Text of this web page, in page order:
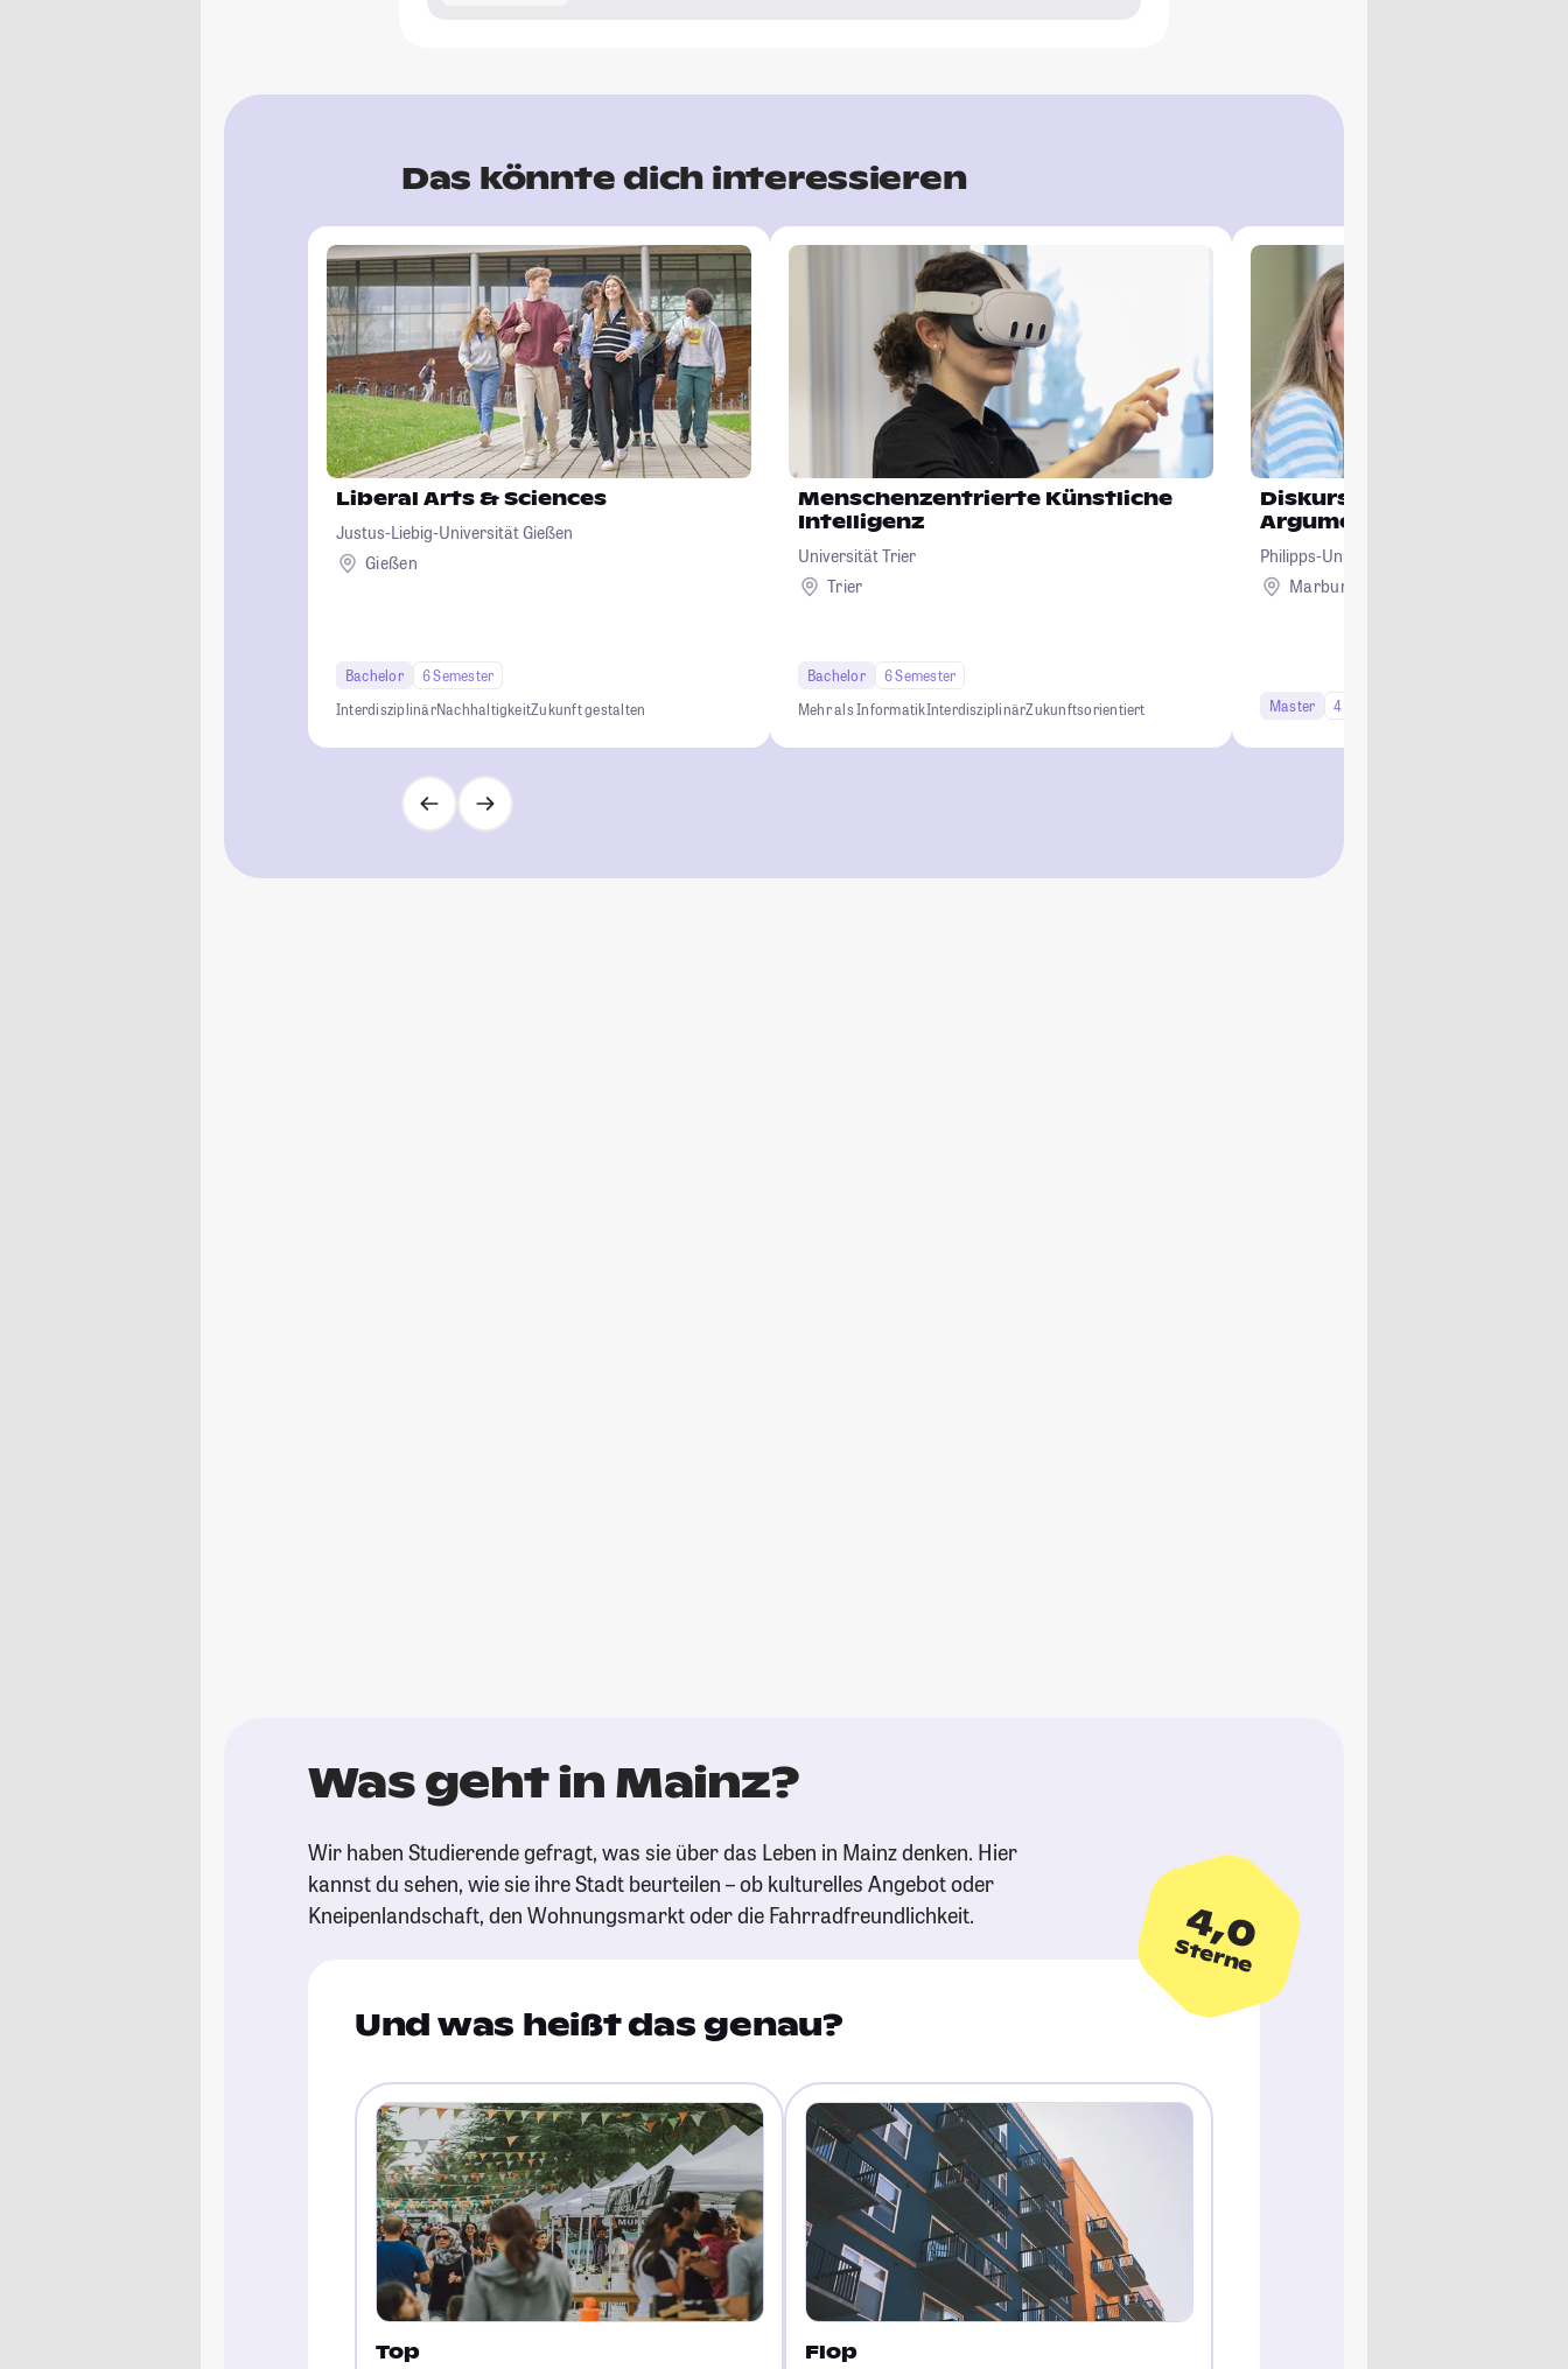
Das könnte dich interessieren
Liberal Arts & Sciences
Justus-Liebig-Universität Gießen
Gießen
Bachelor
6 Semester
InterdisziplinärNachhaltigkeitZukunft gestalten
Menschenzentrierte Künstliche
Intelligenz
Universität Trier
Trier
Bachelor
6 Semester
Mehr als InformatikInterdisziplinärZukunftsorientiert
Diskurs – Rhetorik –
Argumentation
Philipps-Universität Marburg
Marburg
Master 4 Semester
Was geht in Mainz?
Wir haben Studierende gefragt, was sie über das Leben in Mainz denken. Hier
kannst du sehen, wie sie ihre Stadt beurteilen – ob kulturelles Angebot oder
Kneipenlandschaft, den Wohnungsmarkt oder die Fahrradfreundlichkeit.
4,0
Sterne
Und was heißt das genau?
Top Flop